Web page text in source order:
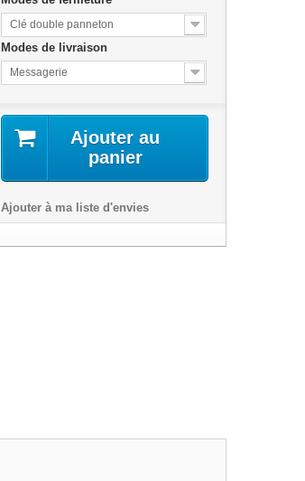
Clé double panneton
Modes de livraison
Messagerie
Ajouter au
panier
Ajouter à ma liste d'envies